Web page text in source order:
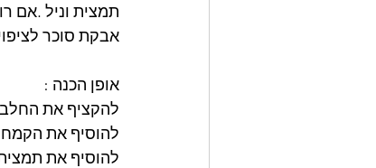
תמצית וניל .אם
אבקת סוכר
אופן הכנה :
להקציף את
להוסיף את
להוסיף את תמצית